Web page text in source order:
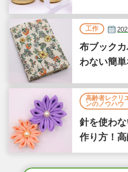
工作
布ブック
わない簡
高齢者レクリ
ンのノウハウ
針を使わ
作り方！
る縫わな